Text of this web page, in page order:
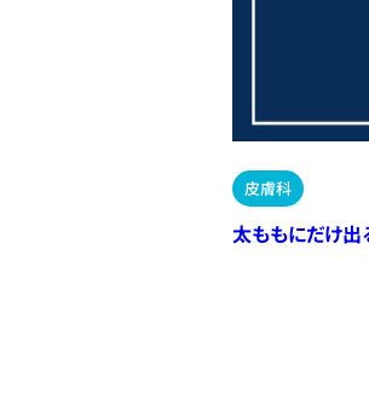
皮膚科
太ももにだけ出